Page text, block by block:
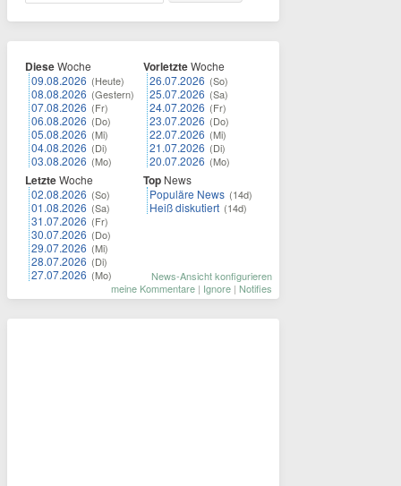
DieseWoche
09.08.2026 (Heute)
08.08.2026 (Gestern)
07.08.2026 (Fr)
06.08.2026 (Do)
05.08.2026 (Mi)
04.08.2026 (Di)
03.08.2026 (Mo)
LetzteWoche
02.08.2026 (So)
01.08.2026 (Sa)
31.07.2026 (Fr)
30.07.2026 (Do)
29.07.2026 (Mi)
28.07.2026 (Di)
27.07.2026 (Mo)
VorletzteWoche
26.07.2026 (So)
25.07.2026 (Sa)
24.07.2026 (Fr)
23.07.2026 (Do)
22.07.2026 (Mi)
21.07.2026 (Di)
20.07.2026 (Mo)
Top News
Populäre News (14d)
Heiß diskutiert (14d)
News-Ansicht konfigurieren
meine Kommentare | Ignore | Notifies